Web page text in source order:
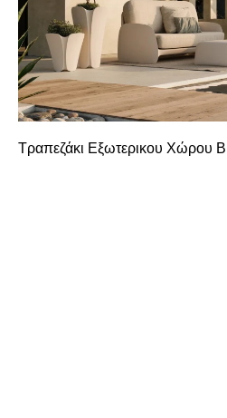
Τραπεζάκι Εξωτερικου Χώρου